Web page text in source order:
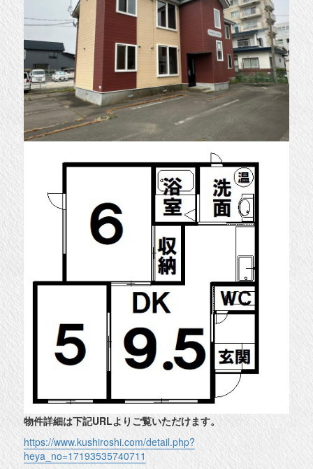
物件詳細は下記URLよりご覧いただけます。
https://www.kushiroshi.com/detail.php?
heya_no=17193535740711